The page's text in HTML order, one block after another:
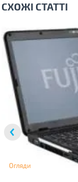
СХОЖІ СТАТТІ
Огляди